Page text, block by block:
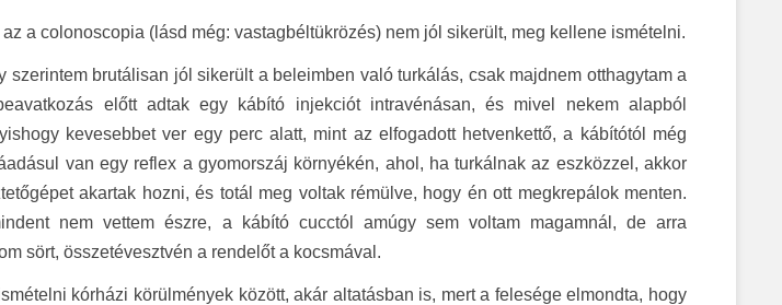
a colonoscopia (lásd még: vastagbéltükrözés) nem jól sikerült, meg kellene ismételni.
szerintem brutálisan jól sikerült a beleimben való turkálás, csak majdnem otthagytam a
előtt adtak egy kábító injekciót intravénásan, és mivel nekem alapból
kevesebbet ver egy perc alatt, mint az elfogadott hetvenkettő, a kábítótól még
van egy reflex a gyomorszáj környékén, ahol, ha turkálnak az eszközzel, akkor
akartak hozni, és totál meg voltak rémülve, hogy én ott megkrepálok menten.
nem vettem észre, a kábító cucctól amúgy sem voltam magamnál, de arra
sört, összetévesztvén a rendelőt a kocsmával.
kórházi körülmények között, akár altatásban is, mert a felesége elmondta, hogy